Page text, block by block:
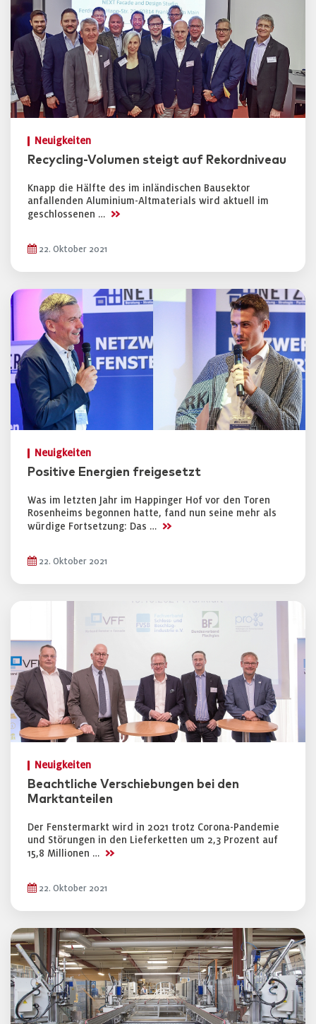
Neuigkeiten
Recycling-Volumen steigt auf Rekordniveau
Knapp die Hälfte des im inländischen Bausektor
anfallenden Aluminium-Altmaterials wird aktuell im
geschlossenen … >>
22. Oktober 2021
Neuigkeiten
Positive Energien freigesetzt
Was im letzten Jahr im Happinger Hof vor den Toren
Rosenheims begonnen hatte, fand nun seine mehr als
würdige Fortsetzung: Das … >>
22. Oktober 2021
Neuigkeiten
Beachtliche Verschiebungen bei den
Marktanteilen
Der Fenstermarkt wird in 2021 trotz Corona-Pandemie
und Störungen in den Lieferketten um 2,3 Prozent auf
15,8 Millionen … >>
22. Oktober 2021